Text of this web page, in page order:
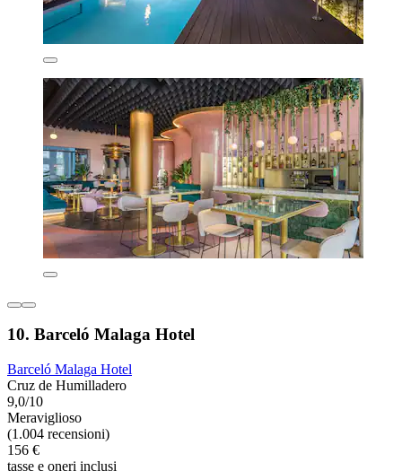
10. Barceló Malaga Hotel
Barceló Malaga Hotel
Cruz de Humilladero
9,0/10
Meraviglioso
(1.004 recensioni)
156 €
tasse e oneri inclusi